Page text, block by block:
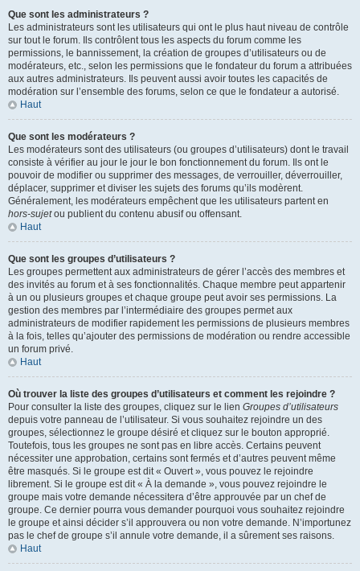
Que sont les administrateurs ?
Les administrateurs sont les utilisateurs qui ont le plus haut niveau de contrôle
sur tout le forum. Ils contrôlent tous les aspects du forum comme les
permissions, le bannissement, la création de groupes d’utilisateurs ou de
modérateurs, etc., selon les permissions que le fondateur du forum a attribuées
aux autres administrateurs. Ils peuvent aussi avoir toutes les capacités de
modération sur l’ensemble des forums, selon ce que le fondateur a autorisé.
Haut
Que sont les modérateurs ?
Les modérateurs sont des utilisateurs (ou groupes d’utilisateurs) dont le travail
consiste à vérifier au jour le jour le bon fonctionnement du forum. Ils ont le
pouvoir de modifier ou supprimer des messages, de verrouiller, déverrouiller,
déplacer, supprimer et diviser les sujets des forums qu’ils modèrent.
Généralement, les modérateurs empêchent que les utilisateurs partent en
hors-sujetou publient du contenu abusif ou offensant.
Haut
Que sont les groupes d’utilisateurs ?
Les groupes permettent aux administrateurs de gérer l’accès des membres et
des invités au forum et à ses fonctionnalités. Chaque membre peut appartenir
à un ou plusieurs groupes et chaque groupe peut avoir ses permissions. La
gestion des membres par l’intermédiaire des groupes permet aux
administrateurs de modifier rapidement les permissions de plusieurs membres
à la fois, telles qu’ajouter des permissions de modération ou rendre accessible
un forum privé.
Haut
Où trouver la liste des groupes d’utilisateurs et comment les rejoindre ?
Pour consulter la liste des groupes, cliquez sur le lien Groupes d’utilisateurs
depuis votre panneau de l’utilisateur. Si vous souhaitez rejoindre un des
groupes, sélectionnez le groupe désiré et cliquez sur le bouton approprié.
Toutefois, tous les groupes ne sont pas en libre accès. Certains peuvent
nécessiter une approbation, certains sont fermés et d’autres peuvent même
être masqués. Si le groupe est dit « Ouvert », vous pouvez le rejoindre
librement. Si le groupe est dit « À la demande », vous pouvez rejoindre le
groupe mais votre demande nécessitera d’être approuvée par un chef de
groupe. Ce dernier pourra vous demander pourquoi vous souhaitez rejoindre
le groupe et ainsi décider s’il approuvera ou non votre demande. N’importunez
pas le chef de groupe s’il annule votre demande, il a sûrement ses raisons.
Haut